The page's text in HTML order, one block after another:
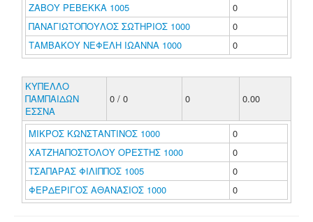
ΖΑΒΟΥ ΡΕΒΕΚΚΑ 1005
0
ΠΑΝΑΓΙΩΤΟΠΟΥΛΟΣ ΣΩΤΗΡΙΟΣ 1000
0
ΤΑΜΒΑΚΟΥ ΝΕΦΕΛΗ ΙΩΑΝΝΑ 1000
0
ΚΥΠΕΛΛΟ
ΠΑΜΠΑΙΔΩΝ
ΕΣΣΝΑ
0 / 0 0 0.00
ΜΙΚΡΟΣ ΚΩΝΣΤΑΝΤΙΝΟΣ 1000
0
ΧΑΤΖΗΑΠΟΣΤΟΛΟΥ ΟΡΕΣΤΗΣ 1000
0
ΤΣΑΠΑΡΑΣ ΦΙΛΙΠΠΟΣ 1005
0
ΦΕΡΔΕΡΙΓΟΣ ΑΘΑΝΑΣΙΟΣ 1000
0